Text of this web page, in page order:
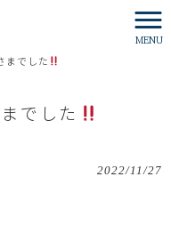
MENU
までした
でした
2022/11/27